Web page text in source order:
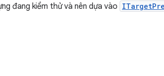
đang kiểm thử và nên dựa vào